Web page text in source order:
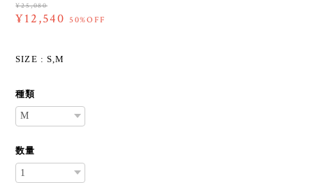
¥25,080
¥12,540 50%OFF
SIZE : S,M
種類
数量